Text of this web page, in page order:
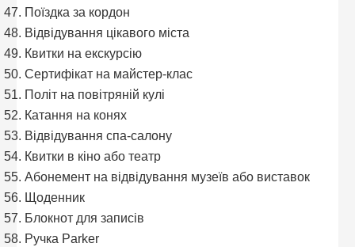
Поїздка за кордон
Відвідування цікавого міста
Квитки на екскурсію
Сертифікат на майстер-клас
Політ на повітряній кулі
Катання на конях
Відвідування спа-салону
Квитки в кіно або театр
Абонемент на відвідування музеїв або виставок
Щоденник
Блокнот для записів
Ручка Parker